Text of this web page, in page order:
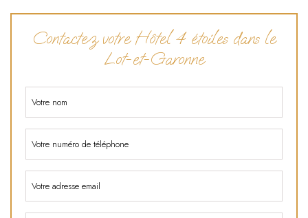
Contactez votre Hôtel 4 étoiles dans le
Lot-et-Garonne